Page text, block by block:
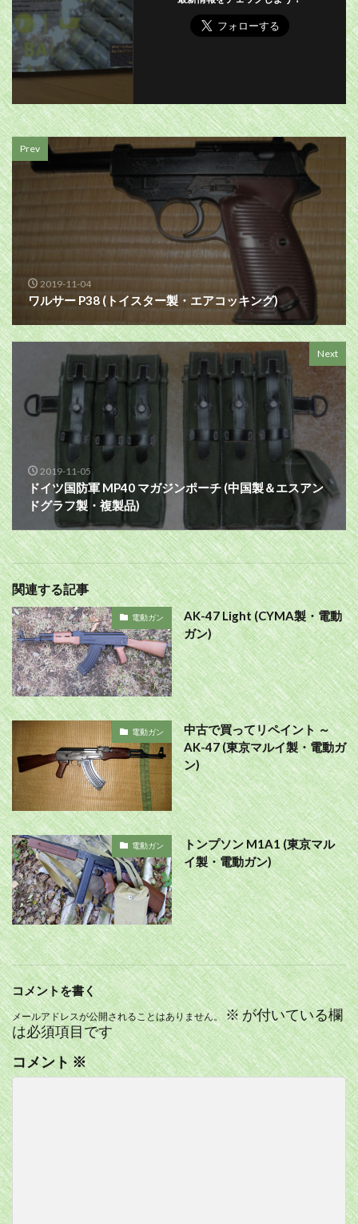
Prev
2019-11-04
ワルサー P38 (トイスター製・エアコッキング)
Next
2019-11-05
ドイツ国防軍 MP40 マガジンポーチ (中国製＆エスアン
ドグラフ製・複製品)
関連する記事
電動ガン
AK-47 Light (CYMA製・電動
ガン)
電動ガン
中古で買ってリペイント ～
AK-47 (東京マルイ製・電動ガ
ン)
電動ガン
トンプソン M1A1 (東京マル
イ製・電動ガン)
コメントを書く
メールアドレスが公開されることはありません。 ※が付いている欄
は必須項目です
コメント※